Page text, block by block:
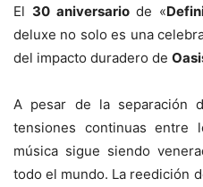
El 30 aniversariode «
deluxe no solo es una
del impacto duradero de
A pesar de la separación
tensiones continuas entre
música sigue siendo
todo el mundo. La reedición